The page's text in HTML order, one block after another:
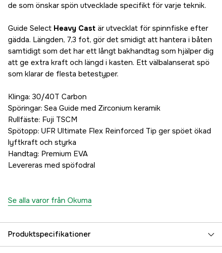
de som önskar spön utvecklade specifikt för varje teknik.
Guide Select Heavy Cast är utvecklat för spinnfiske efter
gädda. Längden, 7,3 fot, gör det smidigt att hantera i båten
samtidigt som det har ett långt bakhandtag som hjälper dig
att ge extra kraft och längd i kasten. Ett välbalanserat spö
som klarar de flesta betestyper.
Klinga: 30/40T Carbon
Spöringar: Sea Guide med Zirconium keramik
Rullfäste: Fuji TSCM
Spötopp: UFR Ultimate Flex Reinforced Tip ger spöet ökad
lyftkraft och styrka
Handtag: Premium EVA
Levereras med spöfodral
Se alla varor från Okuma
Produktspecifikationer